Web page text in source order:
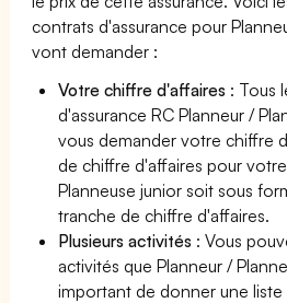
contrats d'assurance pour
vont demander :
Votre chiffre d'affaires : Tous
d'assurance RC Planneur /
vous demander votre chiffre
de chiffre d'affaires pour
Planneuse junior soit sous
tranche de chiffre d'affaires.
Plusieurs activités : Vous
activités que Planneur /
important de donner une liste